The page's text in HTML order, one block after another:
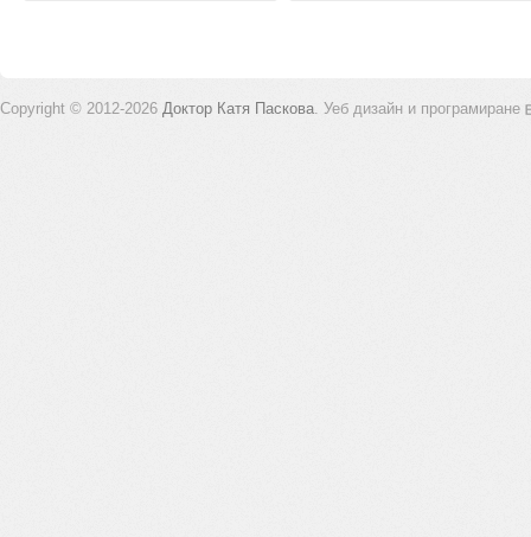
Copyright © 2012-2026 Доктор Катя Паскова. Уеб дизайн и програмиране